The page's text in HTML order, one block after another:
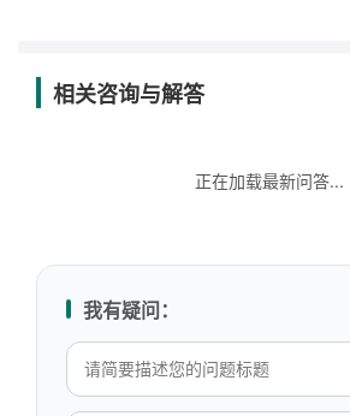
相关咨询与解答
正在加载最新问答...
我有疑问：